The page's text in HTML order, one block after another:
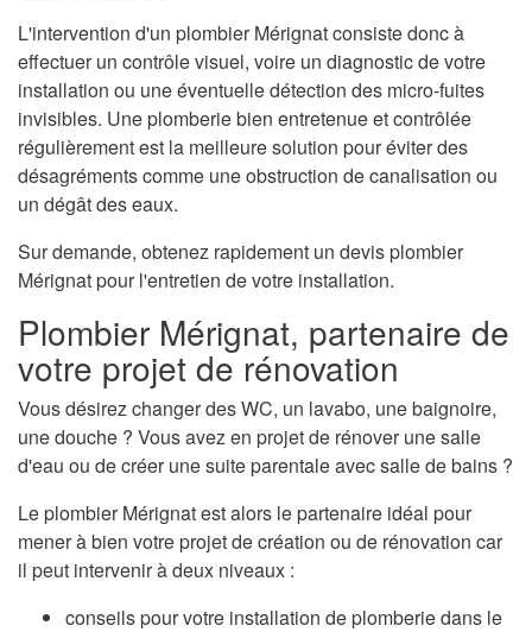
L'intervention d'un plombier Mérignat consiste donc à
effectuer un contrôle visuel, voire un diagnostic de votre
installation ou une éventuelle détection des micro-fuites
invisibles. Une plomberie bien entretenue et contrôlée
régulièrement est la meilleure solution pour éviter des
désagréments comme une obstruction de canalisation ou
un dégât des eaux.
Sur demande, obtenez rapidement un devis plombier
Mérignat pour l'entretien de votre installation.
Plombier Mérignat, partenaire de
votre projet de rénovation
Vous désirez changer des WC, un lavabo, une baignoire,
une douche ? Vous avez en projet de rénover une salle
d'eau ou de créer une suite parentale avec salle de bains ?
Le plombier Mérignat est alors le partenaire idéal pour
mener à bien votre projet de création ou de rénovation car
il peut intervenir à deux niveaux :
conseils pour votre installation de plomberie dans le